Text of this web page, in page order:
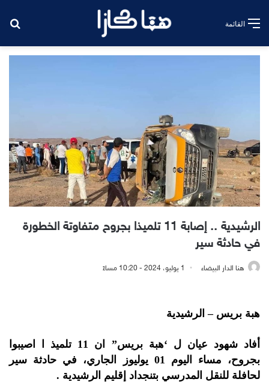
القائمة
الرشيدية .. إصابة 11 تلميذا بجروح متفاوتة الخطورة
في حادثة سير
هنا الدار البيضاء 1 يوليو، 2024 - 10:20 مساءً
هبة بريس – الرشيدية
أفاد شهود عيان ل ‘هبة بريس” ان 11 تلميذ ا اصيبوا
بجروح، مساء اليوم 01 يوليوز الجاري، في حادثة سير
لحافلة للنقل المدرسي بتنجداد إقليم الرشيدية .